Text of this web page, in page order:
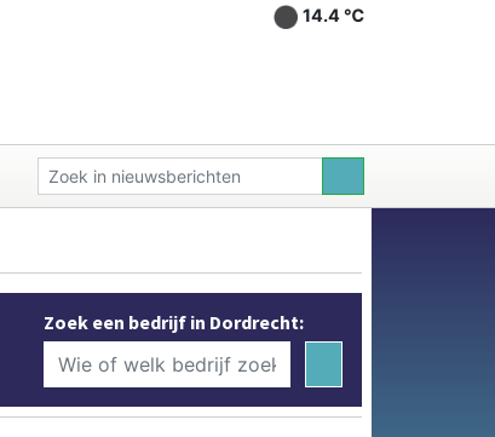
14.4 ℃
Zoek een bedrijf in Dordrecht: